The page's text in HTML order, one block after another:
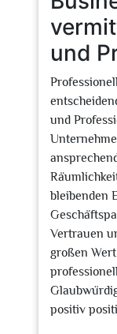
und
und
bleibenden
Vertrauen
großen
positiv